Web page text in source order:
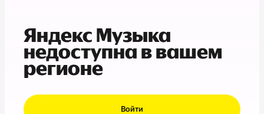
Яндекс Музыка
недоступна в вашем
регионе
Войти